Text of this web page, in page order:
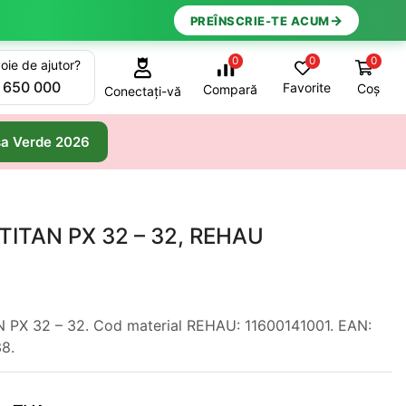
PREÎNSCRIE-TE ACUM→
de ajutor?
650 000 Conectați-vă
0
Compară
0
Favorite
0
Coș
Verde 2026
PX 32 – 32, REHAU
PX 32 – 32. Cod material REHAU: 11600141001. EAN: